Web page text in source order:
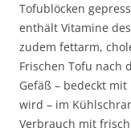
Tofublöcken
enthält Vitamine
zudem fettarm,
Frischen Tofu nach
Gefäß – bedeckt
wird – im
Verbrauch mit